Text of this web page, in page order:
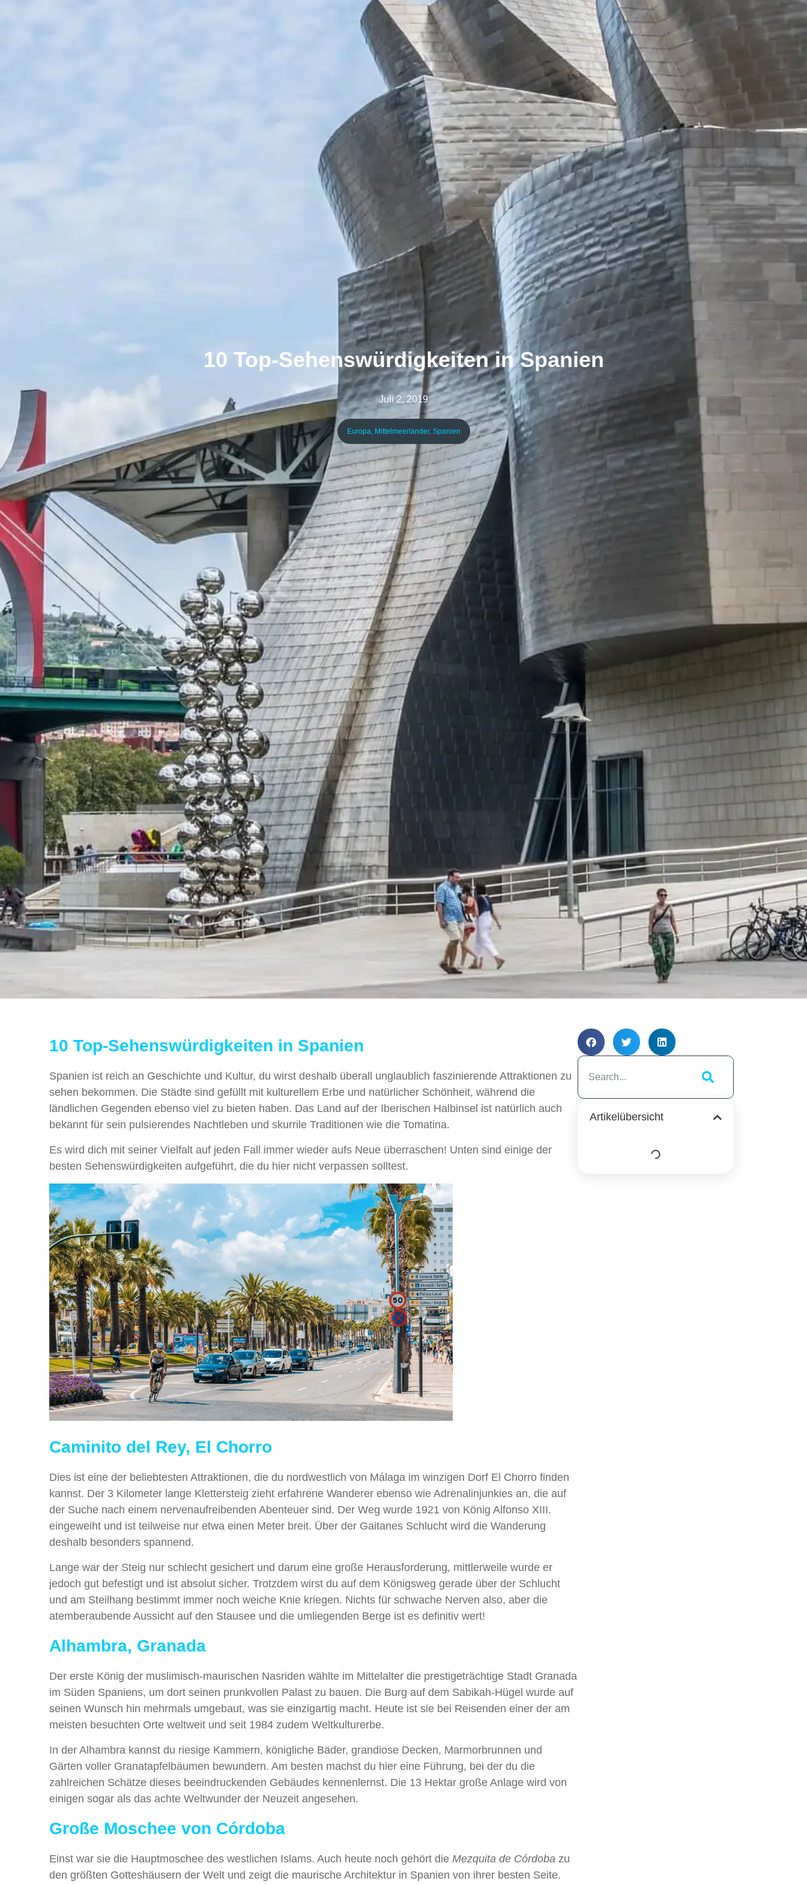
10 Top-Sehenswürdigkeiten in Spanien
Juli 2, 2019
Europa, Mittelmeerländer, Spanien
10 Top-Sehenswürdigkeiten in Spanien
Spanien ist reich an Geschichte und Kultur, du wirst deshalb überall unglaublich faszinierende Attraktionen zu
sehen bekommen. Die Städte sind gefüllt mit kulturellem Erbe und natürlicher Schönheit, während die
ländlichen Gegenden ebenso viel zu bieten haben. Das Land auf der Iberischen Halbinsel ist natürlich auch
bekannt für sein pulsierendes Nachtleben und skurrile Traditionen wie die Tomatina.
Es wird dich mit seiner Vielfalt auf jeden Fall immer wieder aufs Neue überraschen! Unten sind einige der
besten Sehenswürdigkeiten aufgeführt, die du hier nicht verpassen solltest.
Caminito del Rey, El Chorro
Dies ist eine der beliebtesten Attraktionen, die du nordwestlich von Málaga im winzigen Dorf El Chorro finden
kannst. Der 3 Kilometer lange Klettersteig zieht erfahrene Wanderer ebenso wie Adrenalinjunkies an, die auf
der Suche nach einem nervenaufreibenden Abenteuer sind. Der Weg wurde 1921 von König Alfonso XIII.
eingeweiht und ist teilweise nur etwa einen Meter breit. Über der Gaitanes Schlucht wird die Wanderung
deshalb besonders spannend.
Lange war der Steig nur schlecht gesichert und darum eine große Herausforderung, mittlerweile wurde er
jedoch gut befestigt und ist absolut sicher. Trotzdem wirst du auf dem Königsweg gerade über der Schlucht
und am Steilhang bestimmt immer noch weiche Knie kriegen. Nichts für schwache Nerven also, aber die
atemberaubende Aussicht auf den Stausee und die umliegenden Berge ist es definitiv wert!
Alhambra, Granada
Der erste König der muslimisch-maurischen Nasriden wählte im Mittelalter die prestigeträchtige Stadt Granada
im Süden Spaniens, um dort seinen prunkvollen Palast zu bauen. Die Burg auf dem Sabikah-Hügel wurde auf
seinen Wunsch hin mehrmals umgebaut, was sie einzigartig macht. Heute ist sie bei Reisenden einer der am
meisten besuchten Orte weltweit und seit 1984 zudem Weltkulturerbe.
In der Alhambra kannst du riesige Kammern, königliche Bäder, grandiose Decken, Marmorbrunnen und
Gärten voller Granatapfelbäumen bewundern. Am besten machst du hier eine Führung, bei der du die
zahlreichen Schätze dieses beeindruckenden Gebäudes kennenlernst. Die 13 Hektar große Anlage wird von
einigen sogar als das achte Weltwunder der Neuzeit angesehen.
Große Moschee von Córdoba
Einst war sie die Hauptmoschee des westlichen Islams. Auch heute noch gehört die Mezquita de Córdoba zu
den größten Gotteshäusern der Welt und zeigt die maurische Architektur in Spanien von ihrer besten Seite.
Artikelübersicht